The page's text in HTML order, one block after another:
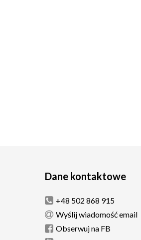
Dane kontaktowe
+48 502 868 915
Wyślij wiadomość email
Obserwuj na FB